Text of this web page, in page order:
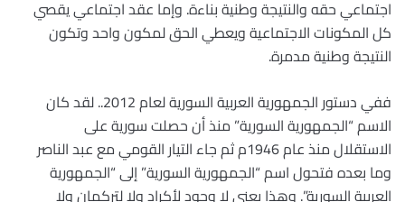
اجتماعي حقه والنتيجة وطنية بناءة. وإما عقد اجتماعي يقصي
كل المكونات الاجتماعية ويعطي الحق لمكون واحد وتكون
النتيجة وطنية مدمرة.
ففي دستور الجمهورية العربية السورية لعام 2012.. لقد كان
الاسم “الجمهورية السورية” منذ أن حصلت سورية على
الاستقلال منذ عام 1946م ثم جاء التيار القومي مع عبد الناصر
وما بعده فتحول اسم “الجمهورية السورية” إلى “الجمهورية
العربية السورية”. وهذا يعني لا وجود لأكراد ولا لتركمان ولا